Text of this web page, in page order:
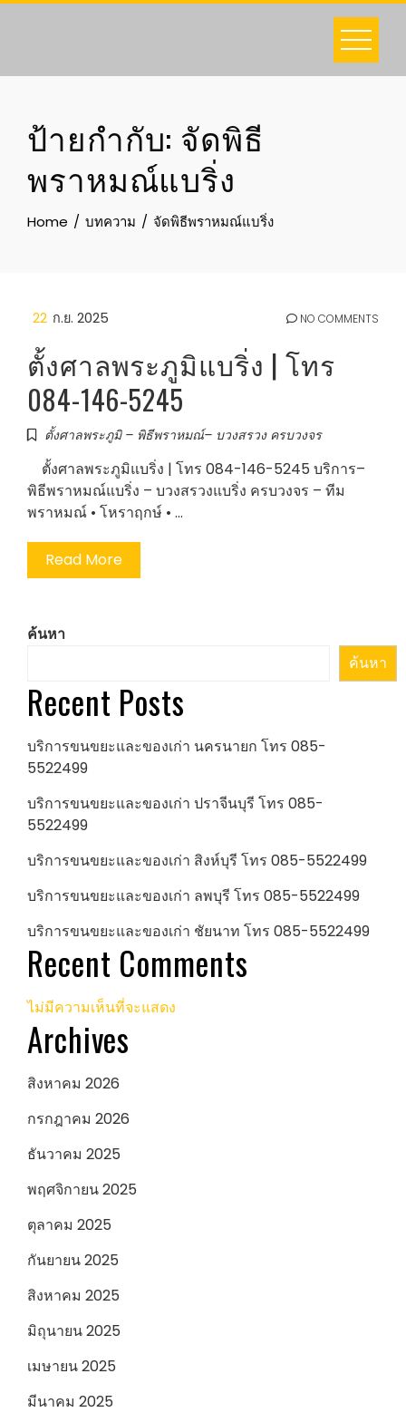
Skip
ป้ายกำกับ: จัดพิธี
พราหมณ์แบริ่ง
Home บทความ จัดพิธีพราหมณ์แบริ่ง
22 ก.ย. 2025 NO COMMENTS
ตั้งศาลพระภูมิแบริ่ง | โทร
084-146-5245
ตั้งศาลพระภูมิ – พิธีพราหมณ์– บวงสรวง ครบวงจร
ตั้งศาลพระภูมิแบริ่ง | โทร 084-146-5245 บริการ–
พิธีพราหมณ์แบริ่ง – บวงสรวงแบริ่ง ครบวงจร – ทีม
พราหมณ์ • โหราฤกษ์ • …
Read More
ค้นหา
ค้นหา
Recent Posts
บริการขนขยะและของเก่า นครนายก โทร 085-
5522499
บริการขนขยะและของเก่า ปราจีนบุรี โทร 085-
5522499
บริการขนขยะและของเก่า สิงห์บุรี โทร 085-5522499
บริการขนขยะและของเก่า ลพบุรี โทร 085-5522499
บริการขนขยะและของเก่า ชัยนาท โทร 085-5522499
Recent Comments
ไม่มีความเห็นที่จะแสดง
Archives
สิงหาคม 2026
กรกฎาคม 2026
ธันวาคม 2025
พฤศจิกายน 2025
ตุลาคม 2025
กันยายน 2025
สิงหาคม 2025
มิถุนายน 2025
เมษายน 2025
มีนาคม 2025